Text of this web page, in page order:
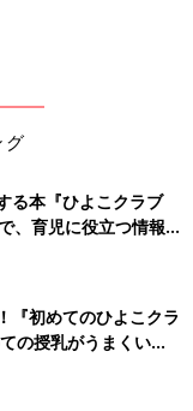
ているぞ」という態
さんに「子どもの面
が」といった態度が
いるもやもやが「カ
ん夫婦以外の大勢
“協力”する」とい
の意識が全然たりて
あー助かったわ」
る本『ひよこクラブ
育児に役立つ情報が
『初めてのひよこクラ
の授乳がうまくい
夏のトラブル 解決テ